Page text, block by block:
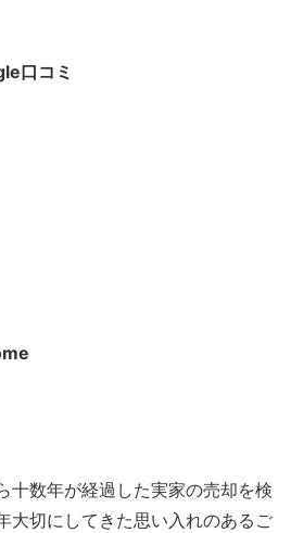
口コミ
十数年が経過した実家の売却を検
大切にしてきた思い入れのあるご